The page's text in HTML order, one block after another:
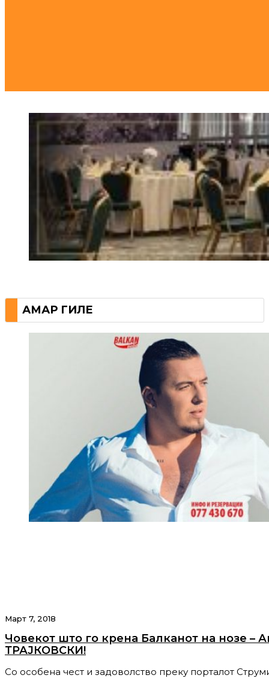
АМАР ГИЛЕ
Март 7, 2018
Човекот што го крена Балканот на нозе –
ТРАЈКОВСКИ!
Со oсобена чест и задоволство преку порталот